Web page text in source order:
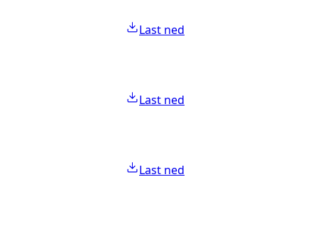
Last ned
Last ned
Last ned